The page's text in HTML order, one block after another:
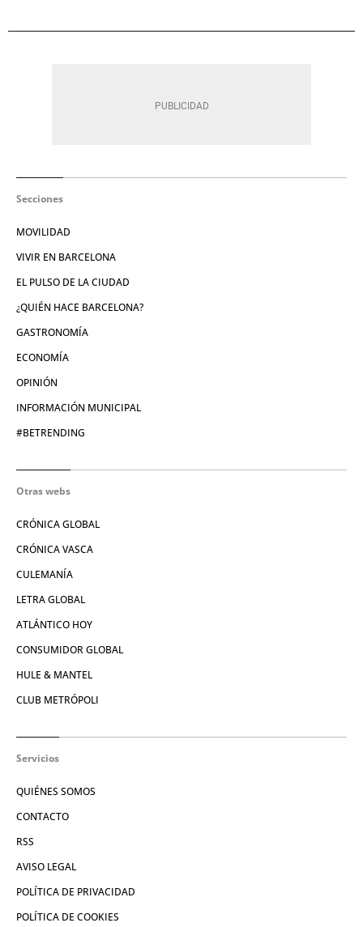
Secciones
MOVILIDAD
VIVIR EN BARCELONA
EL PULSO DE LA CIUDAD
¿QUIÉN HACE BARCELONA?
GASTRONOMÍA
ECONOMÍA
OPINIÓN
INFORMACIÓN MUNICIPAL
#BETRENDING
Otras webs
CRÓNICA GLOBAL
CRÓNICA VASCA
CULEMANÍA
LETRA GLOBAL
ATLÁNTICO HOY
CONSUMIDOR GLOBAL
HULE & MANTEL
CLUB METRÓPOLI
Servicios
QUIÉNES SOMOS
CONTACTO
RSS
AVISO LEGAL
POLÍTICA DE PRIVACIDAD
POLÍTICA DE COOKIES